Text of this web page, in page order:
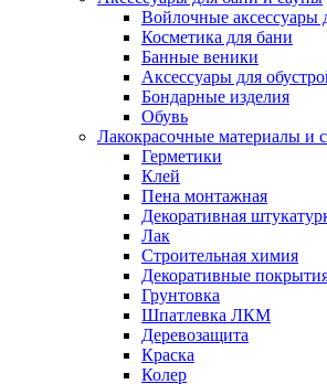
Войлочные аксессуары
Косметика для бани
Банные веники
Аксессуары для
Бондарные изделия
Обувь
Лакокрасочные материалы и
Герметики
Клей
Пена монтажная
Декоративная
Лак
Строительная химия
Декоративные
Грунтовка
Шпатлевка ЛКМ
Деревозащита
Краска
Колер